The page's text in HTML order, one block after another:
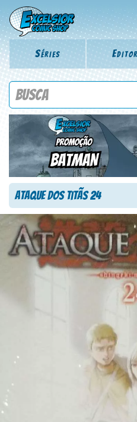
Séries
Procure por título da revista,
Ataque dos Titãs 24